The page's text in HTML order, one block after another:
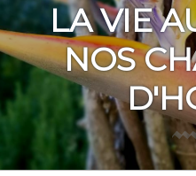
LA VIE
NOS